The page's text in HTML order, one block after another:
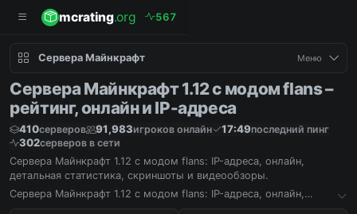
mcrating.org 567
Сервера Майнкрафт Меню
Сервера Майнкрафт 1.12 с модом flans –
рейтинг, онлайн и IP-адреса
410серверов 91,983игроков онлайн 17:49последний пинг
302серверов в сети
Сервера Майнкрафт 1.12 с модом flans: IP-адреса, онлайн,
детальная статистика, скриншоты и видеообзоры.
Сервера Майнкрафт 1.12 с модом flans: IP-адреса, онлайн,